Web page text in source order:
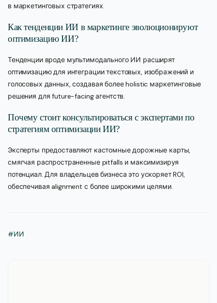
в маркетинговых стратегиях.
Как тенденции ИИ в маркетинге эволюционируют
оптимизацию ИИ?
Тенденции вроде мультимодального ИИ расширят
оптимизацию для интеграции текстовых, изображений и
голосовых данных, создавая более holistic маркетинговые
решения для future-facing агентств.
Почему стоит консультироваться с экспертами по
стратегиям оптимизации ИИ?
Эксперты предоставляют кастомные дорожные карты,
смягчая распространенные pitfalls и максимизируя
потенциал. Для владельцев бизнеса это ускоряет ROI,
обеспечивая alignment с более широкими целями.
#ИИ